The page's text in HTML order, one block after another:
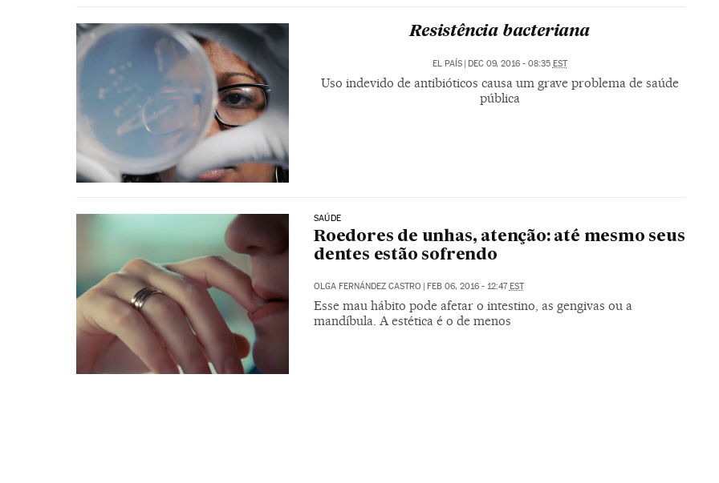
Resistência bacteriana
EL PAÍS DEC 09, 2016 - 08:35 EST
Uso indevido de antibióticos causa um grave problema de saúde
pública
SAÚDE
Roedores de unhas, atenção: até mesmo seus
dentes estão sofrendo
OLGA FERNÁNDEZ CASTRO | FEB 06, 2016 - 12:47EST
Esse mau hábito pode afetar o intestino, as gengivas ou a
mandíbula. A estética é o de menos